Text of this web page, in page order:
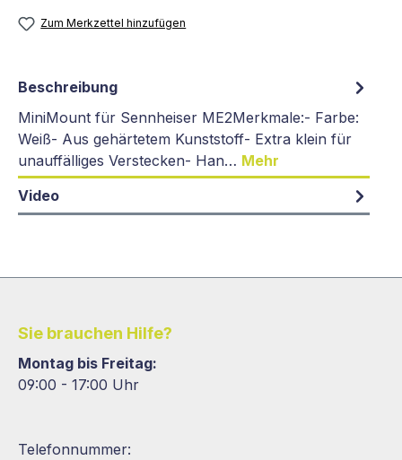
Zum Merkzettel hinzufügen
Beschreibung
MiniMount für Sennheiser ME2Merkmale:- Farbe:
Weiß- Aus gehärtetem Kunststoff- Extra klein für
unauffälliges Verstecken- Han… Mehr
Video
Sie brauchen Hilfe?
Montag bis Freitag:
09:00 - 17:00 Uhr
Telefonnummer: